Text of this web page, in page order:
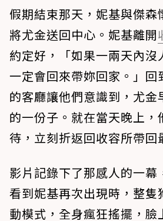
假期結束那天，妮基與傑森
將尤金送回中心。妮基離開
約定好，「如果一兩天內沒
一定會回來帶妳回家。」回
的客廳讓他們意識到，尤金
的一份子。就在當天晚上，
待，立刻折返回收容所帶回
影片記錄下了那感人的一幕
看到妮基再次出現時，整隻
動模式，全身瘋狂搖擺，臉